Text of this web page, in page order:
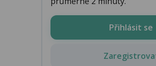
Přihlásit se